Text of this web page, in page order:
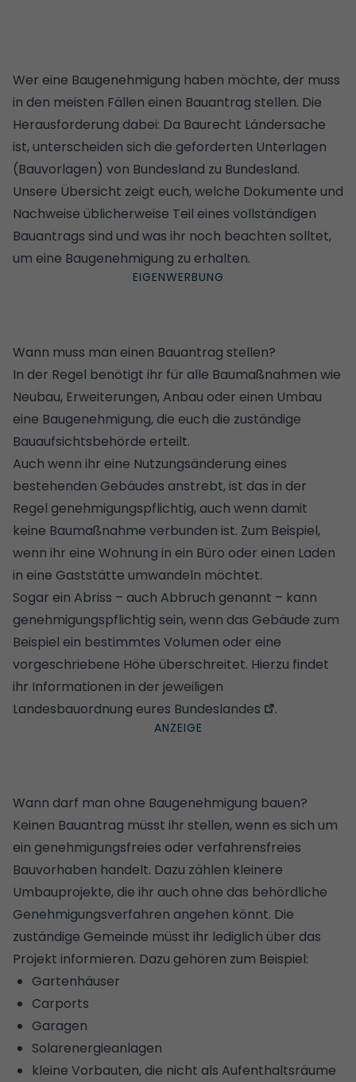
Wer eine Baugenehmigung haben möchte, der muss
in den meisten Fällen einen Bauantrag stellen. Die
Herausforderung dabei: Da Baurecht Ländersache
ist, unterscheiden sich die geforderten Unterlagen
(Bauvorlagen) von Bundesland zu Bundesland.
Unsere Übersicht zeigt euch, welche Dokumente und
Nachweise üblicherweise Teil eines vollständigen
Bauantrags sind und was ihr noch beachten solltet,
um eine Baugenehmigung zu erhalten.
Wann muss man einen Bauantrag stellen?
In der Regel benötigt ihr für alle Baumaßnahmen wie
Neubau, Erweiterungen, Anbau oder einen Umbau
eine Baugenehmigung, die euch die zuständige
Bauaufsichtsbehörde erteilt.
Auch wenn ihr eine Nutzungsänderung eines
bestehenden Gebäudes anstrebt, ist das in der
Regel genehmigungspflichtig, auch wenn damit
keine Baumaßnahme verbunden ist. Zum Beispiel,
wenn ihr eine Wohnung in ein Büro oder einen Laden
in eine Gaststätte umwandeln möchtet.
Sogar ein Abriss – auch Abbruch genannt – kann
genehmigungspflichtig sein, wenn das Gebäude zum
Beispiel ein bestimmtes Volumen oder eine
vorgeschriebene Höhe überschreitet. Hierzu findet
ihr Informationen in der jeweiligen
Landesbauordnung eures Bundeslandes
.
Wann darf man ohne Baugenehmigung bauen?
Keinen Bauantrag müsst ihr stellen, wenn es sich um
ein genehmigungsfreies oder verfahrensfreies
Bauvorhaben handelt. Dazu zählen kleinere
Umbauprojekte, die ihr auch ohne das behördliche
Genehmigungsverfahren angehen könnt. Die
zuständige Gemeinde müsst ihr lediglich über das
Projekt informieren. Dazu gehören zum Beispiel:
Gartenhäuser
Carports
Garagen
Solarenergieanlagen
kleine Vorbauten, die nicht als Aufenthaltsräume